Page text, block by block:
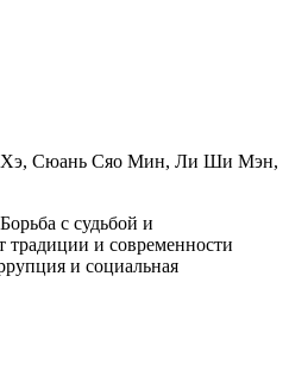
Хэ, Сюань Сяо Мин, Ли Ши Мэн,
Борьба с судьбой и
традиции и современности
и социальная